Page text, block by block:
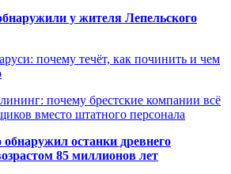
у жителя Лепельского
почему течёт, как починить и чем
почему брестские компании всё
вместо штатного персонала
останки древнего
85 миллионов лет